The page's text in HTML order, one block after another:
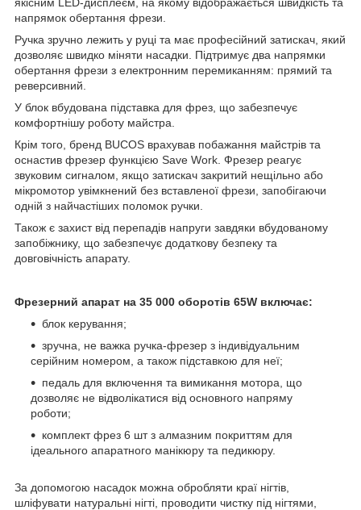
напрямок обертання фрези.
Ручка зручно лежить у руці та має професійний затискач, який
дозволяє швидко міняти насадки. Підтримує два напрямки
обертання фрези з електронним перемиканням: прямий та
реверсивний.
У блок вбудована підставка для фрез, що забезпечує
комфортнішу роботу майстра.
Крім того, бренд BUCOS врахував побажання майстрів та
оснастив фрезер функцією Save Work. Фрезер реагує
звуковим сигналом, якщо затискач закритий нещільно або
мікромотор увімкнений без вставленої фрези, запобігаючи
одній з найчастіших поломок ручки.
Також є захист від перепадів напруги завдяки вбудованому
запобіжнику, що забезпечує додаткову безпеку та
довговічність апарату.
Фрезерний апарат на 35 000 оборотів 65W включає:
блок керування;
зручна, не важка ручка-фрезер з індивідуальним
серійним номером, а також підставкою для неї;
педаль для включення та вимикання мотора, що
дозволяє не відволікатися від основного напряму
роботи;
комплект фрез 6 шт з алмазним покриттям для
ідеального апаратного манікюру та педикюру.
За допомогою насадок можна обробляти краї нігтів,
шліфувати натуральні нігті, проводити чистку під нігтями,